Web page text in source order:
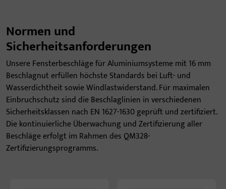
Normen und
Sicherheitsanforderungen
Unsere Fensterbeschläge für Aluminiumsysteme mit 16 mm
Beschlagnut erfüllen höchste Standards bei Luft- und
Wasserdichtheit sowie Windlastwiderstand. Für maximalen
Einbruchschutz sind die Beschlaglinien in verschiedenen
Sicherheitsklassen nach EN 1627-1630 geprüft und zertifiziert.
Die kontinuierliche Überwachung und Zertifizierung aller
Beschläge erfolgt im Rahmen des QM328-
Zertifizierungsprogramms.